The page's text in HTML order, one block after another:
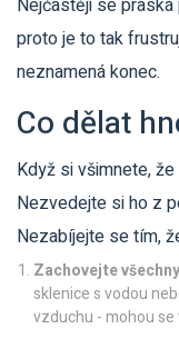
Nejčastěji se
proto je to tak
neznamená konec.
Co dělat
Když si všimnete,
Nezvedejte si ho z
Nezabíjejte se tím,
Zachovejte
sklenice s vodou
vzduchu - mohou